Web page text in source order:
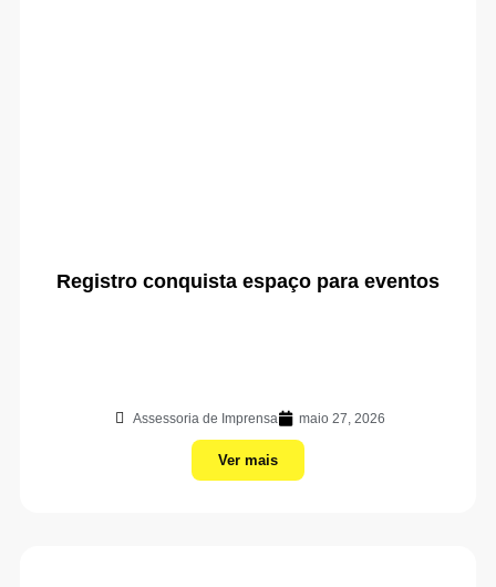
Registro conquista espaço para eventos
Assessoria de Imprensa maio 27, 2026
Ver mais